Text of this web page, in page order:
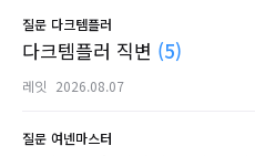
질문 다크템플러
다크템플러 직변 (5)
레잇 2026.08.07
질문 여넨마스터